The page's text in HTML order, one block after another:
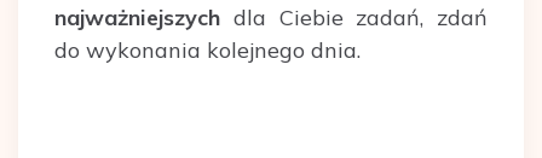
najważniejszych dla Ciebie zadań, zdań
do wykonania kolejnego dnia.